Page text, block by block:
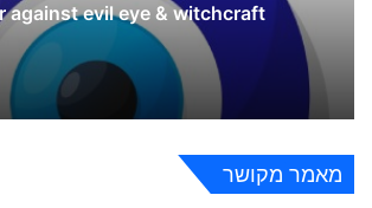
against evil eye & witchcraft
מאמר מקושר